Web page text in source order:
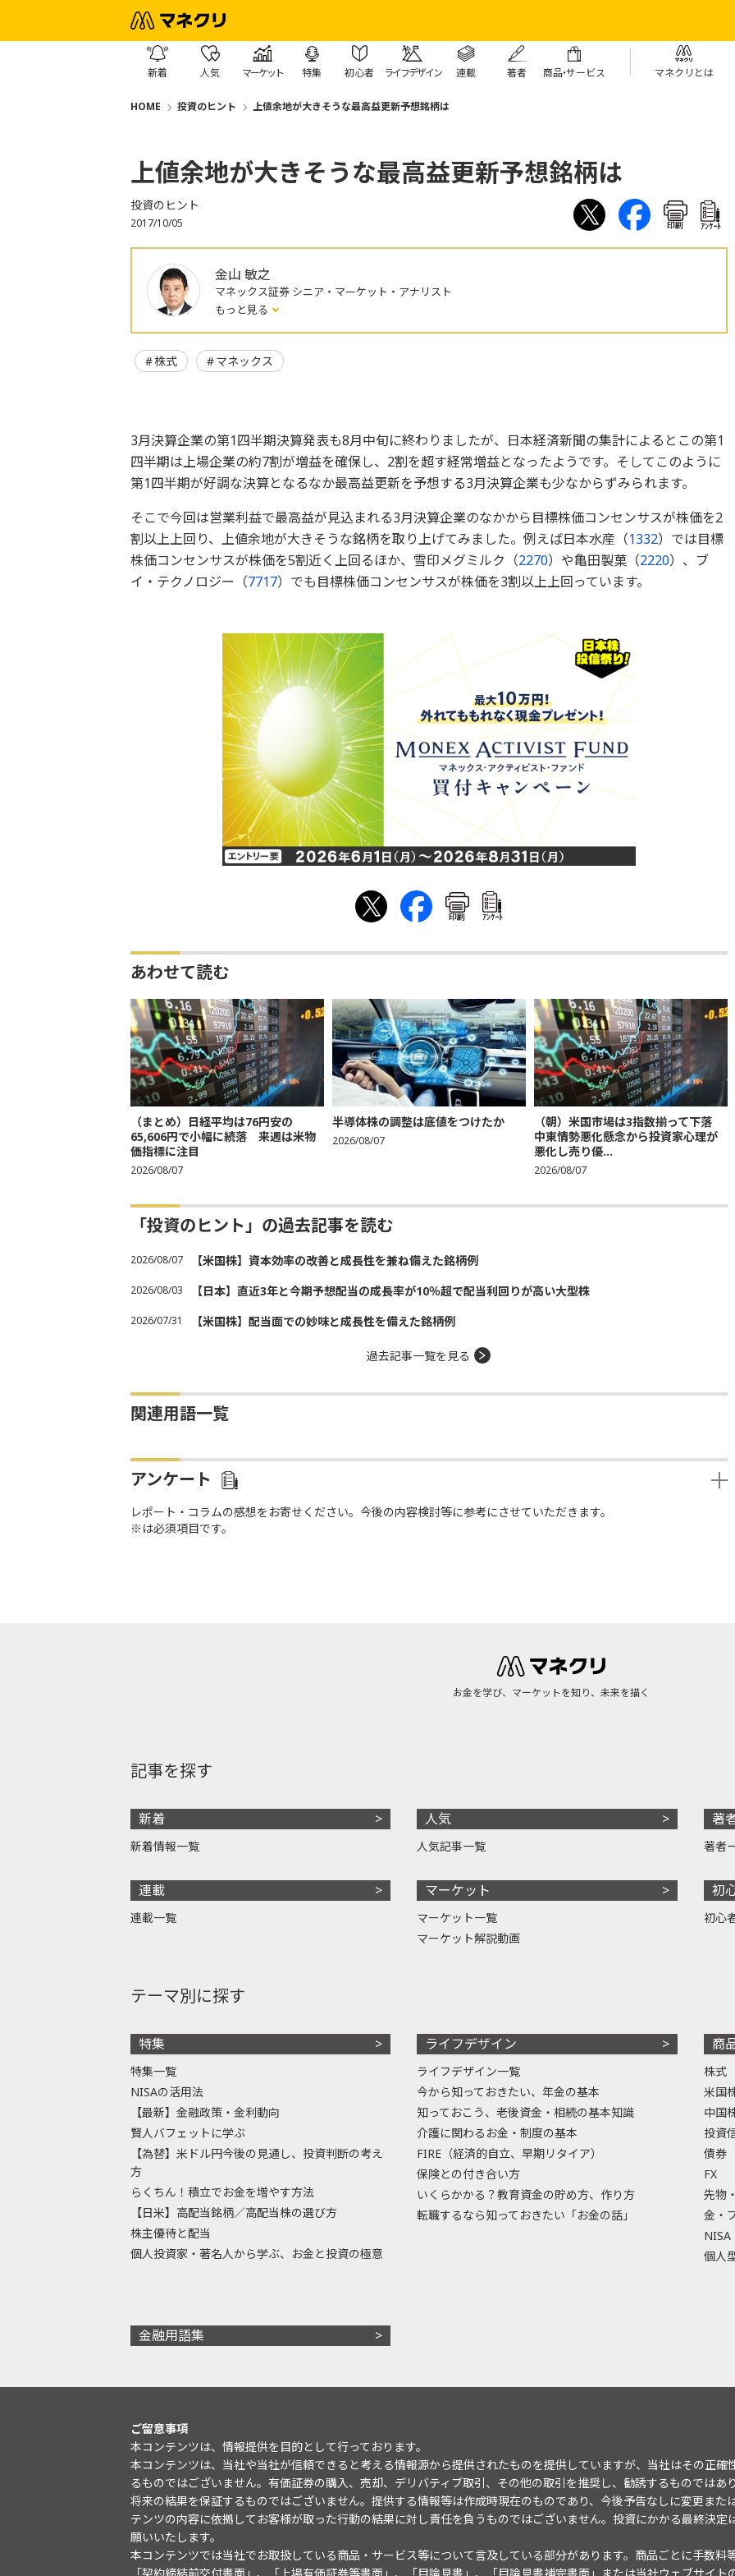
新着 人気 マーケット 特集 初心者 ライフデザイン 連載 著者 商品・サービス マネクリとは
HOME 投資のヒント 上値余地が大きそうな最高益更新予想銘柄は
上値余地が大きそうな最高益更新予想銘柄は
投資のヒント
2017/10/05 印刷 ｱﾝｹｰﾄ
金山 敏之
マネックス証券 シニア・マーケット・アナリスト
もっと見る
株式 マネックス
3月決算企業の第1四半期決算発表も8月中旬に終わりましたが、日本経済新聞の集計によるとこの第1
四半期は上場企業の約7割が増益を確保し、2割を超す経常増益となったようです。そしてこのように
第1四半期が好調な決算となるなか最高益更新を予想する3月決算企業も少なからずみられます。
そこで今回は営業利益で最高益が見込まれる3月決算企業のなかから目標株価コンセンサスが株価を2
割以上上回り、上値余地が大きそうな銘柄を取り上げてみました。例えば日本水産（1332）では目標
株価コンセンサスが株価を5割近く上回るほか、雪印メグミルク（2270）や亀田製菓（2220）、ブ
イ・テクノロジー（7717）でも目標株価コンセンサスが株価を3割以上上回っています。
印刷 ｱﾝｹｰﾄ
あわせて読む
（まとめ）日経平均は76円安の
65,606円で小幅に続落 来週は米物
価指標に注目
2026/08/07
半導体株の調整は底値をつけたか
2026/08/07
（朝）米国市場は3指数揃って下落
中東情勢悪化懸念から投資家心理が
悪化し売り優...
2026/08/07
「投資のヒント」の過去記事を読む
2026/08/07 【米国株】資本効率の改善と成長性を兼ね備えた銘柄例
2026/08/03 【日本】直近3年と今期予想配当の成長率が10％超で配当利回りが高い大型株
2026/07/31 【米国株】配当面での妙味と成長性を備えた銘柄例
過去記事一覧を見る
関連用語一覧
アンケート
レポート・コラムの感想をお寄せください。今後の内容検討等に参考にさせていただきます。
※は必須項目です。
お金を学び、マーケットを知り、未来を描く
記事を探す
新着
新着情報一覧
連載
連載一覧
人気
人気記事一覧
マーケット
マーケット一覧
マーケット解説動画
著
著者
初
初心
テーマ別に探す
特集
特集一覧
NISAの活用法
【最新】金融政策・金利動向
賢人バフェットに学ぶ
【為替】米ドル円今後の見通し、投資判断の考え
方
らくちん！積立でお金を増やす方法
【日米】高配当銘柄／高配当株の選び方
株主優待と配当
個人投資家・著名人から学ぶ、お金と投資の極意
ライフデザイン
ライフデザイン一覧
今から知っておきたい、年金の基本
知っておこう、老後資金・相続の基本知識
介護に関わるお金・制度の基本
FIRE（経済的自立、早期リタイア）
保険との付き合い方
いくらかかる？教育資金の貯め方、作り方
転職するなら知っておきたい「お金の話」
商
株式
米国
中国
投資
債券
FX
先物
金・
NISA
個人
金融用語集
ご留意事項
本コンテンツは、情報提供を目的として行っております。
本コンテンツは、当社や当社が信頼できると考える情報源から提供されたものを提供していますが、当社はその正
るものではございません。有価証券の購入、売却、デリバティブ取引、その他の取引を推奨し、勧誘するものでは
将来の結果を保証するものではございません。提供する情報等は作成時現在のものであり、今後予告なしに変更また
テンツの内容に依拠してお客様が取った行動の結果に対し責任を負うものではございません。投資にかかる最終決
願いいたします。
本コンテンツでは当社でお取扱している商品・サービス等について言及している部分があります。商品ごとに手数料
「契約締結前交付書面」、「上場有価証券等書面」、「目論見書」、「目論見書補完書面」または当社ウェブサイト